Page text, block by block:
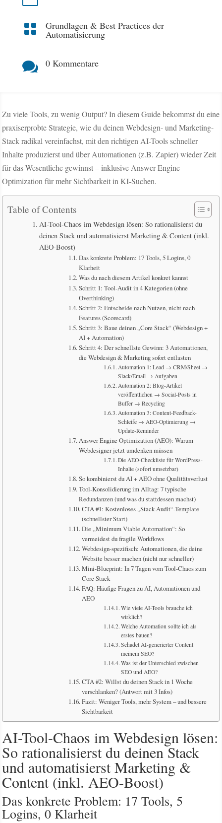
 Grundlagen & Best Practices der
Automatisierung
 0 Kommentare
Zu viele Tools, zu wenig Output? In diesem Guide bekommst du eine
praxiserprobte Strategie, wie du deinen Webdesign- und Marketing-
Stack radikal vereinfachst, mit den richtigen AI-Tools schneller
Inhalte produzierst und über Automationen (z.B. Zapier) wieder Zeit
für das Wesentliche gewinnst – inklusive Answer Engine
Optimization für mehr Sichtbarkeit in KI-Suchen.
Table of Contents
AI-Tool-Chaos im Webdesign lösen: So rationalisierst du
deinen Stack und automatisierst Marketing & Content (inkl.
AEO-Boost)
Das konkrete Problem: 17 Tools, 5 Logins, 0
Klarheit
Was du nach diesem Artikel konkret kannst
Schritt 1: Tool-Audit in 4 Kategorien (ohne
Overthinking)
Schritt 2: Entscheide nach Nutzen, nicht nach
Features (Scorecard)
Schritt 3: Baue deinen „Core Stack“ (Webdesign +
AI + Automation)
Schritt 4: Der schnellste Gewinn: 3 Automationen,
die Webdesign & Marketing sofort entlasten
Automation 1: Lead → CRM/Sheet →
Slack/Email → Aufgaben
Automation 2: Blog-Artikel
veröffentlichen → Social-Posts in
Buffer → Recycling
Automation 3: Content-Feedback-
Schleife → AEO-Optimierung →
Update-Reminder
Answer Engine Optimization (AEO): Warum
Webdesigner jetzt umdenken müssen
Die AEO-Checkliste für WordPress-
Inhalte (sofort umsetzbar)
So kombinierst du AI + AEO ohne Qualitätsverlust
Tool-Konsolidierung im Alltag: 7 typische
Redundanzen (und was du stattdessen machst)
CTA #1: Kostenloses „Stack-Audit“-Template
(schnellster Start)
Die „Minimum Viable Automation“: So
vermeidest du fragile Workflows
Webdesign-spezifisch: Automationen, die deine
Website besser machen (nicht nur schneller)
Mini-Blueprint: In 7 Tagen vom Tool-Chaos zum
Core Stack
FAQ: Häufige Fragen zu AI, Automationen und
AEO
Wie viele AI-Tools brauche ich
wirklich?
Welche Automation sollte ich als
erstes bauen?
Schadet AI-generierter Content
meinem SEO?
Was ist der Unterschied zwischen
SEO und AEO?
CTA #2: Willst du deinen Stack in 1 Woche
verschlanken? (Antwort mit 3 Infos)
Fazit: Weniger Tools, mehr System – und bessere
Sichtbarkeit
AI-Tool-Chaos im Webdesign lösen:
So rationalisierst du deinen Stack
und automatisierst Marketing &
Content (inkl. AEO-Boost)
Das konkrete Problem: 17 Tools, 5
Logins, 0 Klarheit